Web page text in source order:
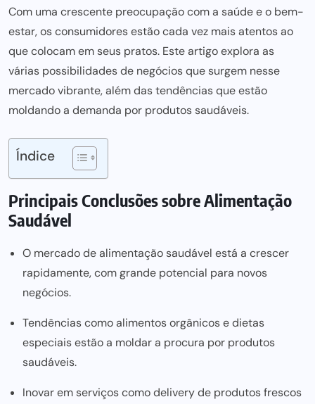
Com uma crescente preocupação com a saúde e o bem-
estar, os consumidores estão cada vez mais atentos ao
que colocam em seus pratos. Este artigo explora as
várias possibilidades de negócios que surgem nesse
mercado vibrante, além das tendências que estão
moldando a demanda por produtos saudáveis.
Índice
Principais Conclusões sobre Alimentação
Saudável
O mercado de alimentação saudável está a crescer
rapidamente, com grande potencial para novos
negócios.
Tendências como alimentos orgânicos e dietas
especiais estão a moldar a procura por produtos
saudáveis.
Inovar em serviços como delivery de produtos frescos